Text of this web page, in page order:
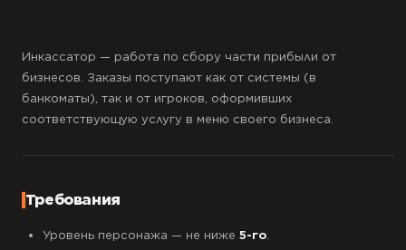
Инкассатор — работа по сбору части прибыли от
бизнесов. Заказы поступают как от системы (в
банкоматы), так и от игроков, оформивших
соответствующую услугу в меню своего бизнеса.
Требования
Уровень персонажа — не ниже 5-го.